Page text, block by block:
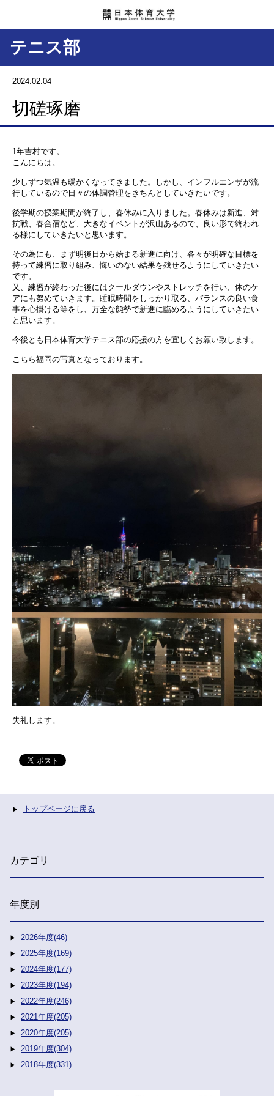
テニス部
2024.02.04
切磋琢磨
1年吉村です。
こんにちは。
少しずつ気温も暖かくなってきました。しかし、インフルエンザが流
行しているので日々の体調管理をきちんとしていきたいです。
後学期の授業期間が終了し、春休みに入りました。春休みは新進、対
抗戦、春合宿など、大きなイベントが沢山あるので、良い形で終われ
る様にしていきたいと思います。
その為にも、まず明後日から始まる新進に向け、各々が明確な目標を
持って練習に取り組み、悔いのない結果を残せるようにしていきたい
です。
又、練習が終わった後にはクールダウンやストレッチを行い、体のケ
アにも努めていきます。睡眠時間をしっかり取る、バランスの良い食
事を心掛ける等をし、万全な態勢で新進に臨めるようにしていきたい
と思います。
今後とも日本体育大学テニス部の応援の方を宜しくお願い致します。
こちら福岡の写真となっております。
失礼します。
トップページに戻る
カテゴリ
年度別
2026年度(46)
2025年度(169)
2024年度(177)
2023年度(194)
2022年度(246)
2021年度(205)
2020年度(205)
2019年度(304)
2018年度(331)